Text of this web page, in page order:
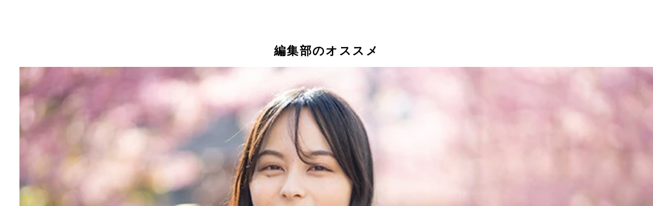
8月24日、サヨナラ満塁本塁打で「40-40」を達成したドジャース・大谷
昨季のMLBドラフト全体1位で入団し、ナ・リーグ新人王に輝いたパイレーツ・スキーンズ
編集部のオススメ